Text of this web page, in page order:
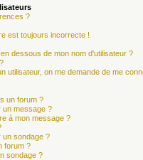
?
est toujours incorrecte !
dessous de mon nom d'utilisateur ?
utilisateur, on me demande de me
un forum ?
un message ?
à mon message ?
un sondage ?
forum ?
sondage ?